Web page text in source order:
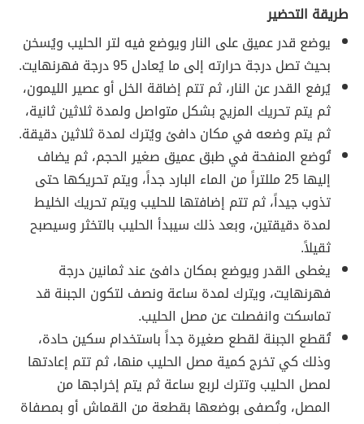
طريقة التحضير
يوضع قدر عميق على النار ويوضع فيه لتر الحليب ويُسخن
بحيث تصل درجة حرارته إلى ما يُعادل 95 درجة فهرنهايت.
يُرفع القدر عن النار، ثم تتم إضاقة الخل أو عصير الليمون،
ثم يتم تحريك المزيج بشكل متواصل ولمدة ثلاثين ثانية،
ثم يتم وضعه في مكان دافئ ويُترك لمدة ثلاثين دقيقة.
تُوضع المنفحة في طبق عميق صغير الحجم، ثم يضاف
إليها 25 مللتراً من الماء البارد جداً، ويتم تحريكها حتى
تذوب جيداً، ثم تتم إضافتها للحليب ويتم تحريك الخليط
لمدة دقيقتين، وبعد ذلك سيبدأ الحليب بالتخثر وسيصبح
ثقيلاً.
يغطى القدر ويوضع بمكان دافئ عند ثمانين درجة
فهرنهايت، ويترك لمدة ساعة ونصف لتكون الجبنة قد
تماسكت وانفصلت عن مصل الحليب.
تُقطع الجبنة لقطع صغيرة جداً باستخدام سكين حادة،
وذلك كي تخرج كمية مصل الحليب منها، ثم تتم إعادتها
لمصل الحليب وتترك لربع ساعة ثم يتم إخراجها من
المصل، وتُصفى بوضعها بقطعة من القماش أو بمصفاة